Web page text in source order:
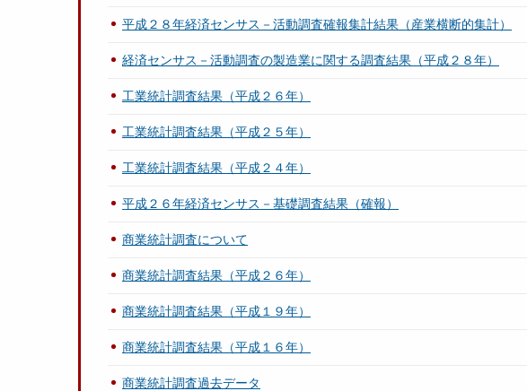
平成２８年経済センサス－活動調査確報集計結果（産業横断的集計）
経済センサス－活動調査の製造業に関する調査結果（平成２８年）
工業統計調査結果（平成２６年）
工業統計調査結果（平成２５年）
工業統計調査結果（平成２４年）
平成２６年経済センサス－基礎調査結果（確報）
商業統計調査について
商業統計調査結果（平成２６年）
商業統計調査結果（平成１９年）
商業統計調査結果（平成１６年）
商業統計調査過去データ